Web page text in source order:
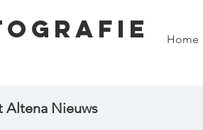
Home
Altena Nieuws